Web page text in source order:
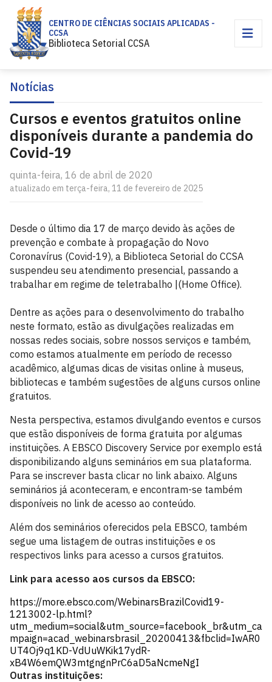
CENTRO DE CIÊNCIAS SOCIAIS APLICADAS -
CCSA
Biblioteca Setorial CCSA
Notícias
Cursos e eventos gratuitos online
disponíveis durante a pandemia do
Covid-19
quinta-feira, 16 de abril de 2020
atualizado em terça-feira, 11 de fevereiro de 2025
Desde o último dia 17 de março devido às ações de
prevenção e combate à propagação do Novo
Coronavírus (Covid-19), a Biblioteca Setorial do CCSA
suspendeu seu atendimento presencial, passando a
trabalhar em regime de teletrabalho |(Home Office).
Dentre as ações para o desenvolvimento do trabalho
neste formato, estão as divulgações realizadas em
nossas redes sociais, sobre nossos serviços e também,
como estamos atualmente em período de recesso
acadêmico, algumas dicas de visitas online à museus,
bibliotecas e também sugestões de alguns cursos online
gratuitos.
Nesta perspectiva, estamos divulgando eventos e cursos
que estão disponíveis de forma gratuita por algumas
instituições. A EBSCO Discovery Service por exemplo está
disponibilizando alguns seminários em sua plataforma.
Para se inscrever basta clicar no link abaixo. Alguns
seminários já aconteceram, e encontram-se também
disponíveis no link de acesso ao conteúdo.
Além dos seminários oferecidos pela EBSCO, também
segue uma listagem de outras instituições e os
respectivos links para acesso a cursos gratuitos.
Link para acesso aos cursos da EBSCO:
https://more.ebsco.com/WebinarsBrazilCovid19-
1213002-lp.html?
utm_medium=social&utm_source=facebook_br&utm_ca
mpaign=acad_webinarsbrasil_20200413&fbclid=IwAR0
UT4Oj9q1KD-VdUuWKik17ydR-
xB4W6emQW3mtgngnPrC6aD5aNcmeNgI
Outras instituições: